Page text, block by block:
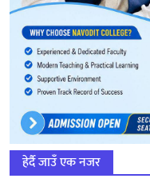
हेर्दै जाउँ एक नजर